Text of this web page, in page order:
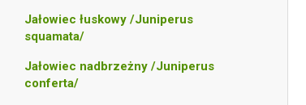
Jałowiec łuskowy /Juniperus
squamata/
Jałowiec nadbrzeżny /Juniperus
conferta/